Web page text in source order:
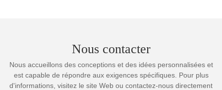
Nous contacter
Nous accueillons des conceptions et des idées personnalisées et
est capable de répondre aux exigences spécifiques. Pour plus
d'informations, visitez le site Web ou contactez-nous directement